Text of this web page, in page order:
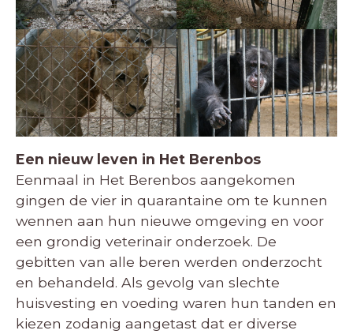
Een nieuw leven in Het Berenbos
Eenmaal in Het Berenbos aangekomen
gingen de vier in quarantaine om te kunnen
wennen aan hun nieuwe omgeving en voor
een grondig veterinair onderzoek. De
gebitten van alle beren werden onderzocht
en behandeld. Als gevolg van slechte
huisvesting en voeding waren hun tanden en
kiezen zodanig aangetast dat er diverse